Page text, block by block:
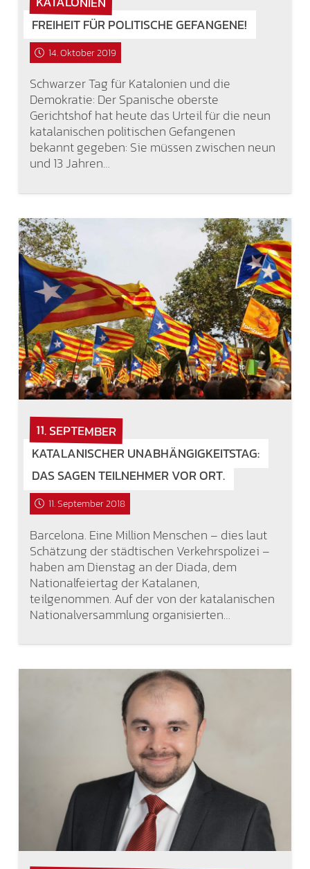
FREIHEIT FÜR POLITISCHE GEFANGENE!
14. Oktober 2019
Schwarzer Tag für Katalonien und die
Demokratie: Der Spanische oberste
Gerichtshof hat heute das Urteil für die neun
katalanischen politischen Gefangenen
bekannt gegeben: Sie müssen zwischen neun
und 13 Jahren…
11. SEPTEMBER
KATALANISCHER UNABHÄNGIGKEITSTAG:
DAS SAGEN TEILNEHMER VOR ORT.
11. September 2018
Barcelona. Eine Million Menschen – dies laut
Schätzung der städtischen Verkehrspolizei –
haben am Dienstag an der Diada, dem
Nationalfeiertag der Katalanen,
teilgenommen. Auf der von der katalanischen
Nationalversammlung organisierten…